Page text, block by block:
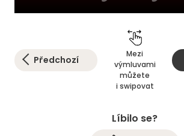
Předchozí
Mezi
výmluvami
můžete
i swipovat
Líbilo se?